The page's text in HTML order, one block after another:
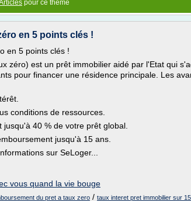
pour ce thème
en 5 points clés !
en 5 points clés !
zéro) est un prêt immobilier aidé par l'Etat qui
pour financer une résidence principale. Les
conditions de ressources.
jusqu'à 40 % de votre prêt global.
jusqu'à 15 ans.
sur SeLoger...
vous quand la vie bouge
du pret a taux zero / taux interet pret immobilier sur